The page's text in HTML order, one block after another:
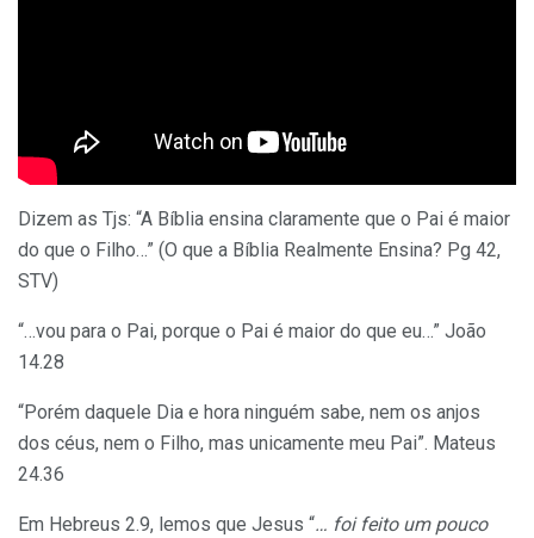
Dizem as Tjs: “A Bíblia ensina claramente que o Pai é maior
do que o Filho…” (O que a Bíblia Realmente Ensina? Pg 42,
STV)
“…vou para o Pai, porque o Pai é maior do que eu…” João
14.28
“Porém daquele Dia e hora ninguém sabe, nem os anjos
dos céus, nem o Filho, mas unicamente meu Pai”. Mateus
24.36
Em Hebreus 2.9, lemos que Jesus “… foi feito um pouco